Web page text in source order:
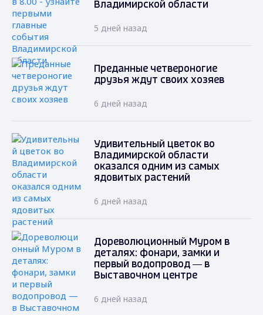
Владимирской области
5 дней назад
Преданные четвероногие
друзья ждут своих хозяев
6 дней назад
Удивительный цветок во
Владимирской области
оказался одним из самых
ядовитых растений
6 дней назад
Дореволюционный Муром в
деталях: фонари, замки и
первый водопровод — в
Выставочном центре
6 дней назад